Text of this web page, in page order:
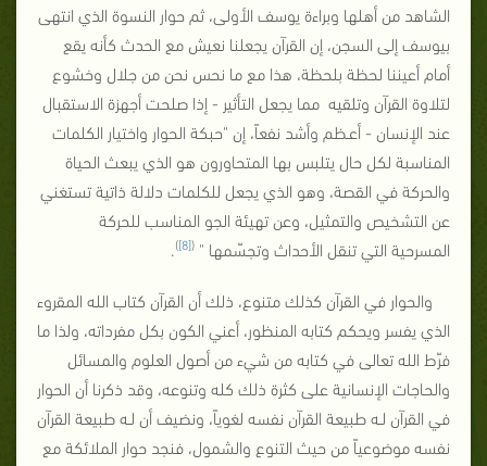
الشاهد من أهلها وبراءة يوسف الأولى، ثم حوار النسوة الذي انتهى
بيوسف إلى السجن، إن القرآن يجعلنا نعيش مع الحدث كأنه يقع
أمام أعيننا لحظة بلحظة، هذا مع ما نحس نحن من جلال وخشوع
لتلاوة القرآن وتلقيه مما يجعل التأثير - إذا صلحت أجهزة الاستقبال
عند الإنسان - أعـظم وأشد نفعاً، إن "حبكة الحوار واختيار الكلمات
المناسبة لكل حال يتلبس بها المتحاورون هو الذي يبعث الحياة
والحركة في القصة، وهو الذي يجعل للكلمات دلالة ذاتية تستغني
عن التشخيص والتمثيل، وعن تهيئة الجو المناسب للحركة
المسرحية التي تنقل الأحداث وتجسّمها " (
[8]
)
.
والحوار في القرآن كذلك متنوع، ذلك أن القرآن كتاب الله المقروء
الذي يفسر ويحكم كتابه المنظور، أعني الكون بكل مفرداته، ولذا ما
فرّط الله تعالى في كتابه من شيء من أصول العلوم والمسائل
والحاجات الإنسانية على كثرة ذلك كله وتنوعه، وقد ذكرنا أن الحوار
في القرآن لـه طبيعة القرآن نفسه لغوياً، ونضيف أن لـه طبيعة القرآن
نفسه موضوعياً من حيث التنوع والشمول، فنجد حوار الملائكة مع